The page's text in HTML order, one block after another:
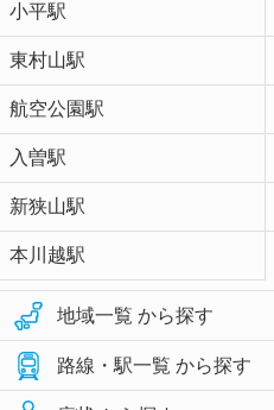
小平駅
東村山駅
航空公園駅
入曽駅
新狭山駅
本川越駅
地域一覧 から探す
路線・駅一覧 から探す